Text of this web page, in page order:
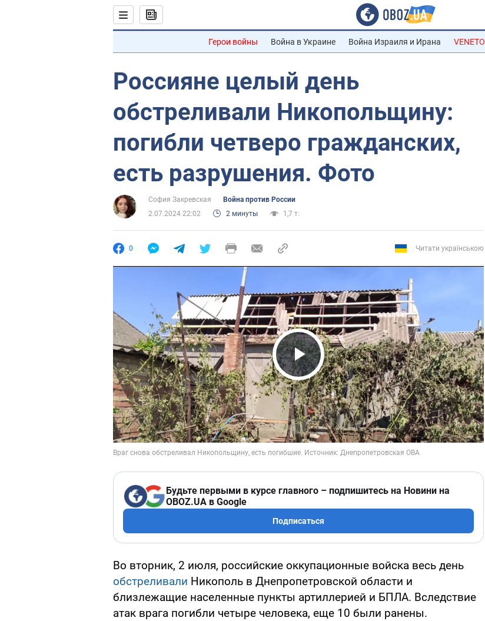
Герои войны Война в Украине Война Израиля и Ирана VENETO
Россияне целый день
обстреливали Никопольщину:
погибли четверо гражданских,
есть разрушения. Фото
София Закревская
Война против России
2.07.2024 22:02
2 минуты 1,7 т.
0 Читати українською
Play Video
Будьте первыми в курсе главного – подпишитесь на Новини на
OBOZ.UA в Google
Подписаться
Во вторник, 2 июля, российские оккупационные войска весь день
обстреливали Никополь в Днепропетровской области и
близлежащие населенные пункты артиллерией и БПЛА. Вследствие
атак врага погибли четыре человека, еще 10 были ранены.